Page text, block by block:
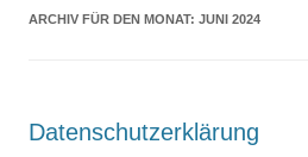
ARCHIV FÜR DEN MONAT: JUNI 2024
Datenschutzerklärung